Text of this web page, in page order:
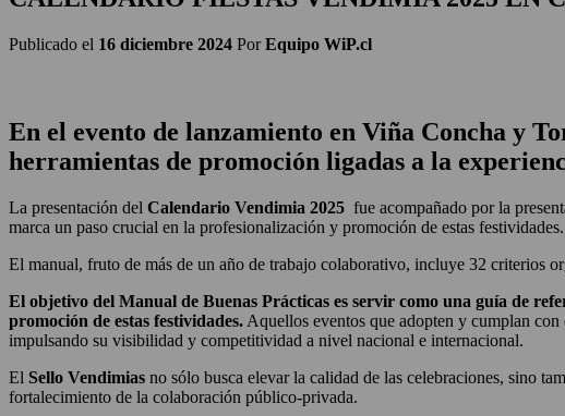
Publicado el 16 diciembre 2024 PorEquipo WiP.cl
En el evento de lanzamiento en Viña Concha y
herramientas de promoción ligadas a la
La presentación del Calendario Vendimia 2025 fue acompañado por la
marca un paso crucial en la profesionalización y promoción de estas festividades.
El manual, fruto de más de un año de trabajo colaborativo, incluye 32 criterios
El objetivo del Manual de Buenas Prácticas es servir como una guía de
promoción de estas festividades. Aquellos eventos que adopten y cumplan
impulsando su visibilidad y competitividad a nivel nacional e internacional.
El Sello Vendimias no sólo busca elevar la calidad de las celebraciones, sino
fortalecimiento de la colaboración público-privada.